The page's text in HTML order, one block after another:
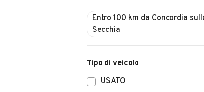
USATO
NUOVO